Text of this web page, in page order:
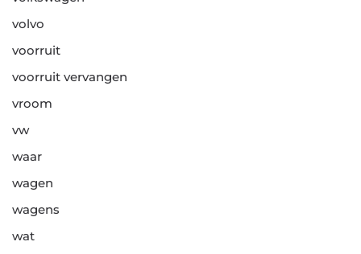
volvo
voorruit
voorruit vervangen
vroom
vw
waar
wagen
wagens
wat